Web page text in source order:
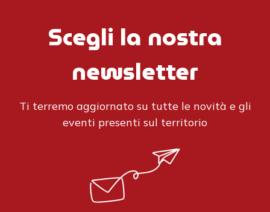
Scegli la nostra
newsletter
Ti terremo aggiornato su tutte le novità e gli
eventi presenti sul territorio